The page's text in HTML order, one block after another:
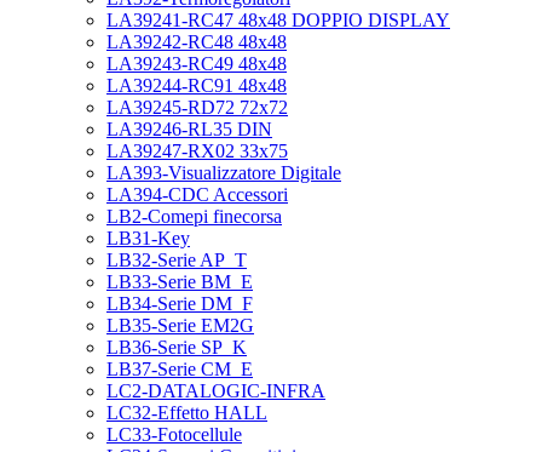
LA39241-RC47 48x48 DOPPIO DISPLAY
LA39242-RC48 48x48
LA39243-RC49 48x48
LA39244-RC91 48x48
LA39245-RD72 72x72
LA39246-RL35 DIN
LA39247-RX02 33x75
LA393-Visualizzatore Digitale
LA394-CDC Accessori
LB2-Comepi finecorsa
LB31-Key
LB32-Serie AP_T
LB33-Serie BM_E
LB34-Serie DM_F
LB35-Serie EM2G
LB36-Serie SP_K
LB37-Serie CM_E
LC2-DATALOGIC-INFRA
LC32-Effetto HALL
LC33-Fotocellule